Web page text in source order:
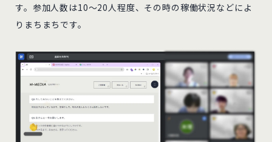
す。参加人数は10～20人程度、その時の稼働状況などによ
りまちまちです。